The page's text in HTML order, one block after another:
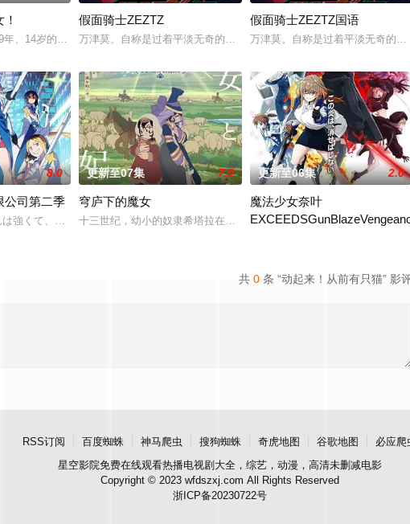
「辅助蛋」的能量源被运用。在
、14岁的明智安娜从2027年穿越回1999年的真未来市、在
假面骑士ZEZTZ
万津莫。自称是过着平淡无奇的日常生活的普通好青年，但凭借能够自
假面骑士ZEZTZ国语
万津莫。自称是过着平淡无奇的日
某个不为人知的世界曾担任魔王！而
8.0
公司第二季
強くて、格好良くて、しなやかで。誰もが憧れて、高給取りで、人気が
更新至07集 7.0
穹庐下的魔女
十三世纪，幼小的奴隶希塔拉在伊朗东部城市图斯被奴隶商委托给一个
更新至06集 2.0
魔法少女奈叶
共 0 条 “动起来！从前有只猫” 影
RSS订阅 百度蜘蛛 神马爬虫 搜狗蜘蛛 奇虎地图 谷歌地图
必应爬
星空影院免费在线观看热播电视剧大全，综艺，动漫，高清未删减电影
Copyright © 2023 wfdszxj.com All Rights Reserved
浙ICP备20230722号